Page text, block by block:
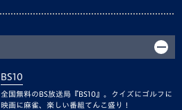
BS10
全国無料のBS放送局『BS10』。クイズにゴルフに
映画に麻雀、楽しい番組てんこ盛り！